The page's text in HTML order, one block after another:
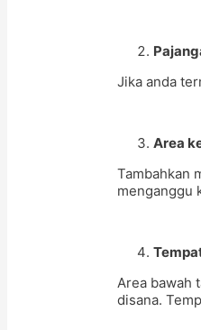
Jika anda
Area
Tambahkan
menganggu
Area bawah
disana.